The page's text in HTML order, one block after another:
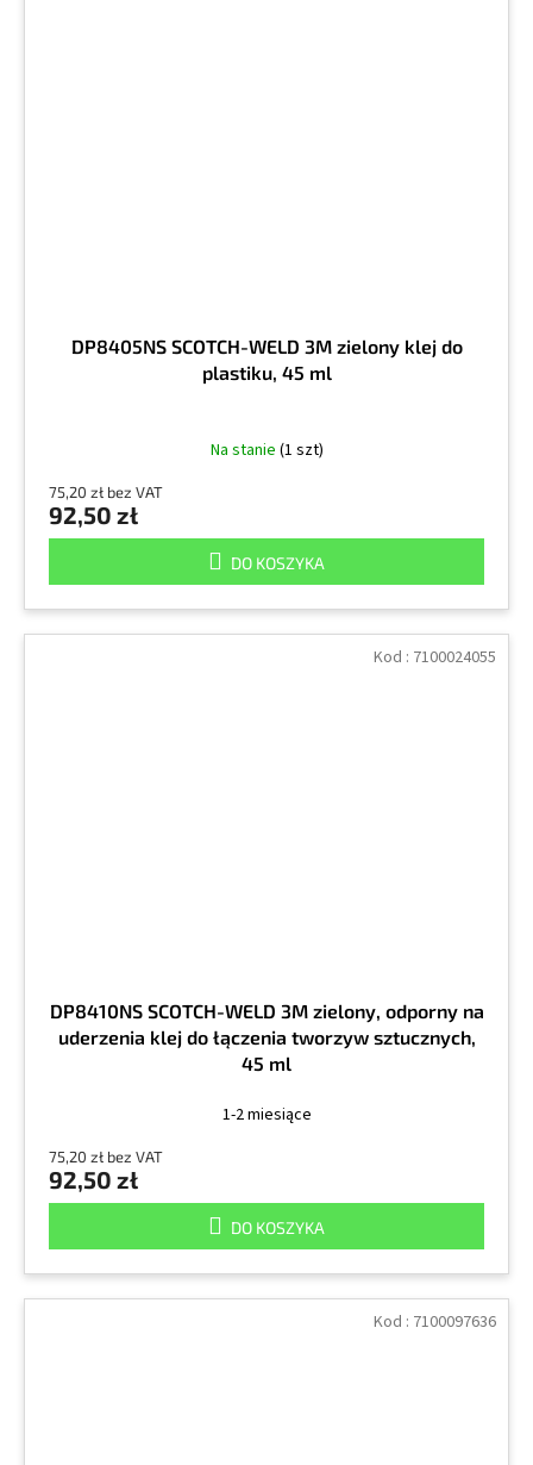
DP8405NS SCOTCH-WELD 3M zielony klej do
plastiku, 45 ml
Na stanie (1 szt)
75,20 zł bez VAT
92,50 zł
DO KOSZYKA
DP8410NS SCOTCH-WELD 3M zielony, odporny na
uderzenia klej do łączenia tworzyw sztucznych,
45 ml
1-2 miesiące
75,20 zł bez VAT
92,50 zł
DO KOSZYKA
Kod : 7100024055
Kod : 7100097636